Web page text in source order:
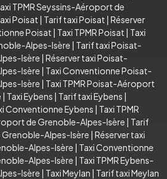
TPMR Seyssins-Aéroport de
Poisat | Tarif taxi Poisat | Réserver
Poisat | Taxi TPMR Poisat | Taxi
Alpes-Isère | Tarif taxi Poisat-
Isère | Réserver taxi Poisat-
Isère | Taxi Conventionne Poisat-
Isère | Taxi TPMR Poisat-Aéroport
| Taxi Eybens | Tarif taxi Eybens |
Conventionne Eybens | Taxi TPMR
de Grenoble-Alpes-Isère | Tarif
Alpes-Isère | Réserver taxi
Alpes-Isère | Taxi Conventionne
Alpes-Isère | Taxi TPMR Eybens-
Isère | Taxi Meylan | Tarif taxi Meylan